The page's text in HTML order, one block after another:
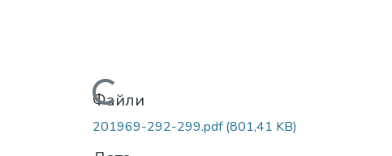
Вантажиться...
Файли
201969-292-299.pdf(801,41 KB)